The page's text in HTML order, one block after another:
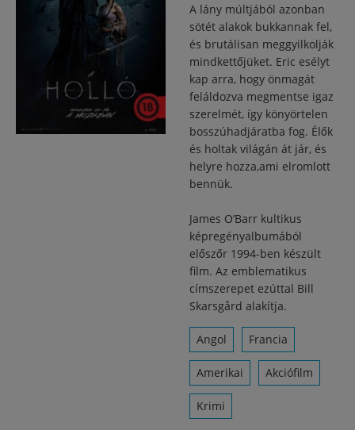
A lány múltjából azonban
sötét alakok bukkannak fel,
és brutálisan meggyilkolják
mindkettőjüket. Eric esélyt
kap arra, hogy önmagát
feláldozva megmentse igaz
szerelmét, így könyörtelen
bosszúhadjáratba fog. Élők
és holtak világán át jár, és
helyre hozza,ami elromlott
bennük.
James O’Barr kultikus
képregényalbumából
előszőr 1994-ben készült
film. Az emblematikus
címszerepet ezúttal Bill
Skarsgård alakítja.
Angol Francia
Amerikai Akciófilm
Krimi